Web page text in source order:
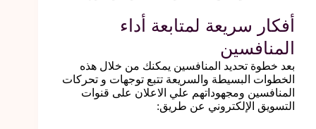
أفكار سريعة لمتابعة أداء
المنافسين
بعد خطوة تحديد المنافسين يمكنك من خلال هذه
الخطوات البسيطة والسريعة تتبع توجهات و تحركات
المنافسين ومجهوداتهم علي الاعلان على قنوات
التسويق الإلكتروني عن طريق: